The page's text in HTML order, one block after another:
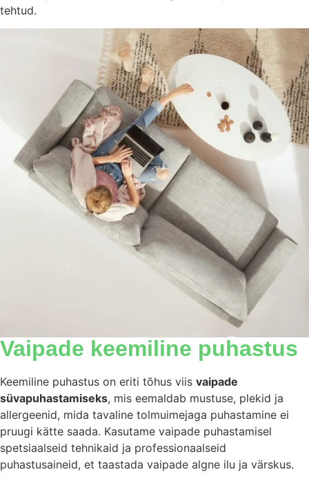
tehtud.
Vaipade keemiline puhastus
Keemiline puhastus on eriti tõhus viis vaipade
süvapuhastamiseks, mis eemaldab mustuse, plekid ja
allergeenid, mida tavaline tolmuimejaga puhastamine ei
pruugi kätte saada. Kasutame vaipade puhastamisel
spetsiaalseid tehnikaid ja professionaalseid
puhastusaineid, et taastada vaipade algne ilu ja värskus.